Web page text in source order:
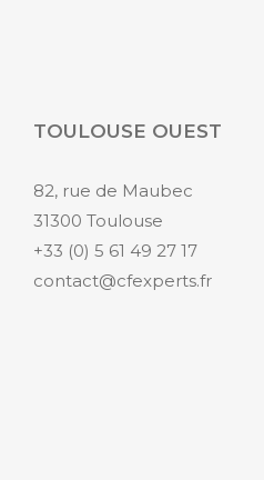
TOULOUSE OUEST
82, rue de Maubec
31300 Toulouse
+33 (0) 5 61 49 27 17
contact@cfexperts.fr